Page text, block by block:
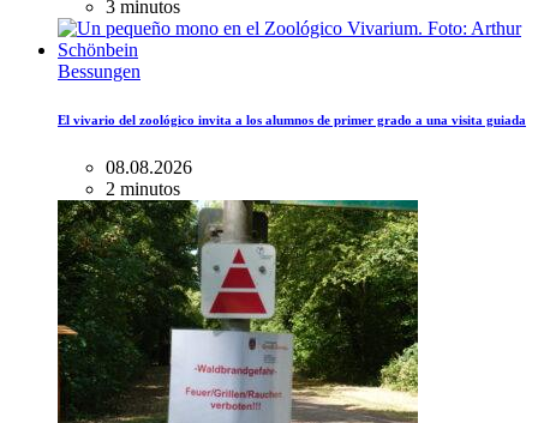
3 minutos
Bessungen
El vivario del zoológico invita a los alumnos de primer grado a una visita guiada
08.08.2026
2 minutos